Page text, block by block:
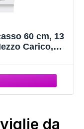
60 cm, 13
Carico,
da